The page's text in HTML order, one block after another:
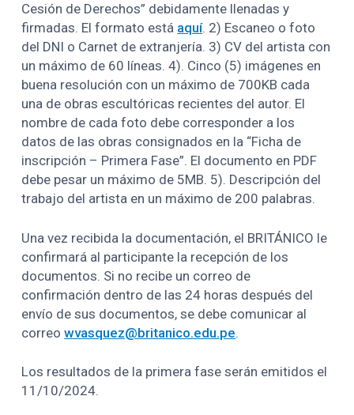
Cesión de Derechos” debidamente llenadas y
firmadas. El formato está aquí. 2) Escaneo o foto
del DNI o Carnet de extranjería. 3) CV del artista con
un máximo de 60 líneas. 4). Cinco (5) imágenes en
buena resolución con un máximo de 700KB cada
una de obras escultóricas recientes del autor. El
nombre de cada foto debe corresponder a los
datos de las obras consignados en la “Ficha de
inscripción – Primera Fase”. El documento en PDF
debe pesar un máximo de 5MB. 5). Descripción del
trabajo del artista en un máximo de 200 palabras.
Una vez recibida la documentación, el BRITÁNICO le
confirmará al participante la recepción de los
documentos. Si no recibe un correo de
confirmación dentro de las 24 horas después del
envío de sus documentos, se debe comunicar al
correowvasquez@britanico.edu.pe.
Los resultados de la primera fase serán emitidos el
11/10/2024.